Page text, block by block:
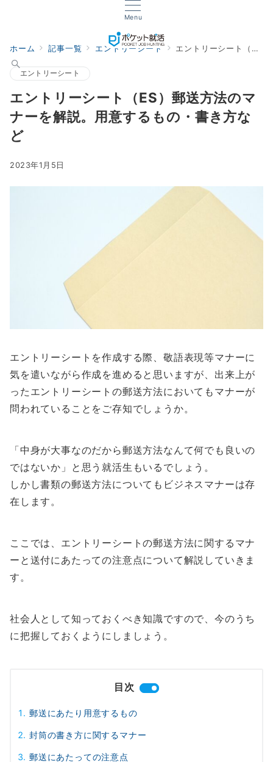
Menu
ホーム 記事一覧 エントリーシート エントリーシート（ES）郵送方法のマナーを解説。用意するもの・書き方など
エントリーシート
エントリーシート（ES）郵送方法のマ
ナーを解説。用意するもの・書き方な
ど
2023年1月5日
エントリーシートを作成する際、敬語表現等マナーに
気を遣いながら作成を進めると思いますが、出来上が
ったエントリーシートの郵送方法においてもマナーが
問われていることをご存知でしょうか。
「中身が大事なのだから郵送方法なんて何でも良いの
ではないか」と思う就活生もいるでしょう。
しかし書類の郵送方法についてもビジネスマナーは存
在します。
ここでは、エントリーシートの郵送方法に関するマナ
ーと送付にあたっての注意点について解説していきま
す。
社会人として知っておくべき知識ですので、今のうち
に把握しておくようにしましょう。
目次
郵送にあたり用意するもの
封筒の書き方に関するマナー
郵送にあたっての注意点